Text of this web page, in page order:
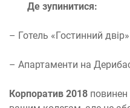
Де зупинитися:
– Готель «Гостинний двір»
– Апартаменти на
Корпоратив 2018 повинен